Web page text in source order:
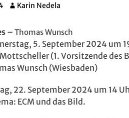
AutorKarin Nedela
– Thomas Wunsch
5. September 2024 um
(1. Vorsitzende des
Wunsch (Wiesbaden)
22. September 2024 um 14
ECM und das Bild.